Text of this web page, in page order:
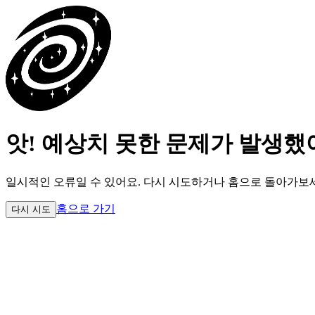
앗! 예상치 못한 문제가 발생했
일시적인 오류일 수 있어요. 다시 시도하거나 홈으로 돌아가보
다시 시도 홈으로 가기